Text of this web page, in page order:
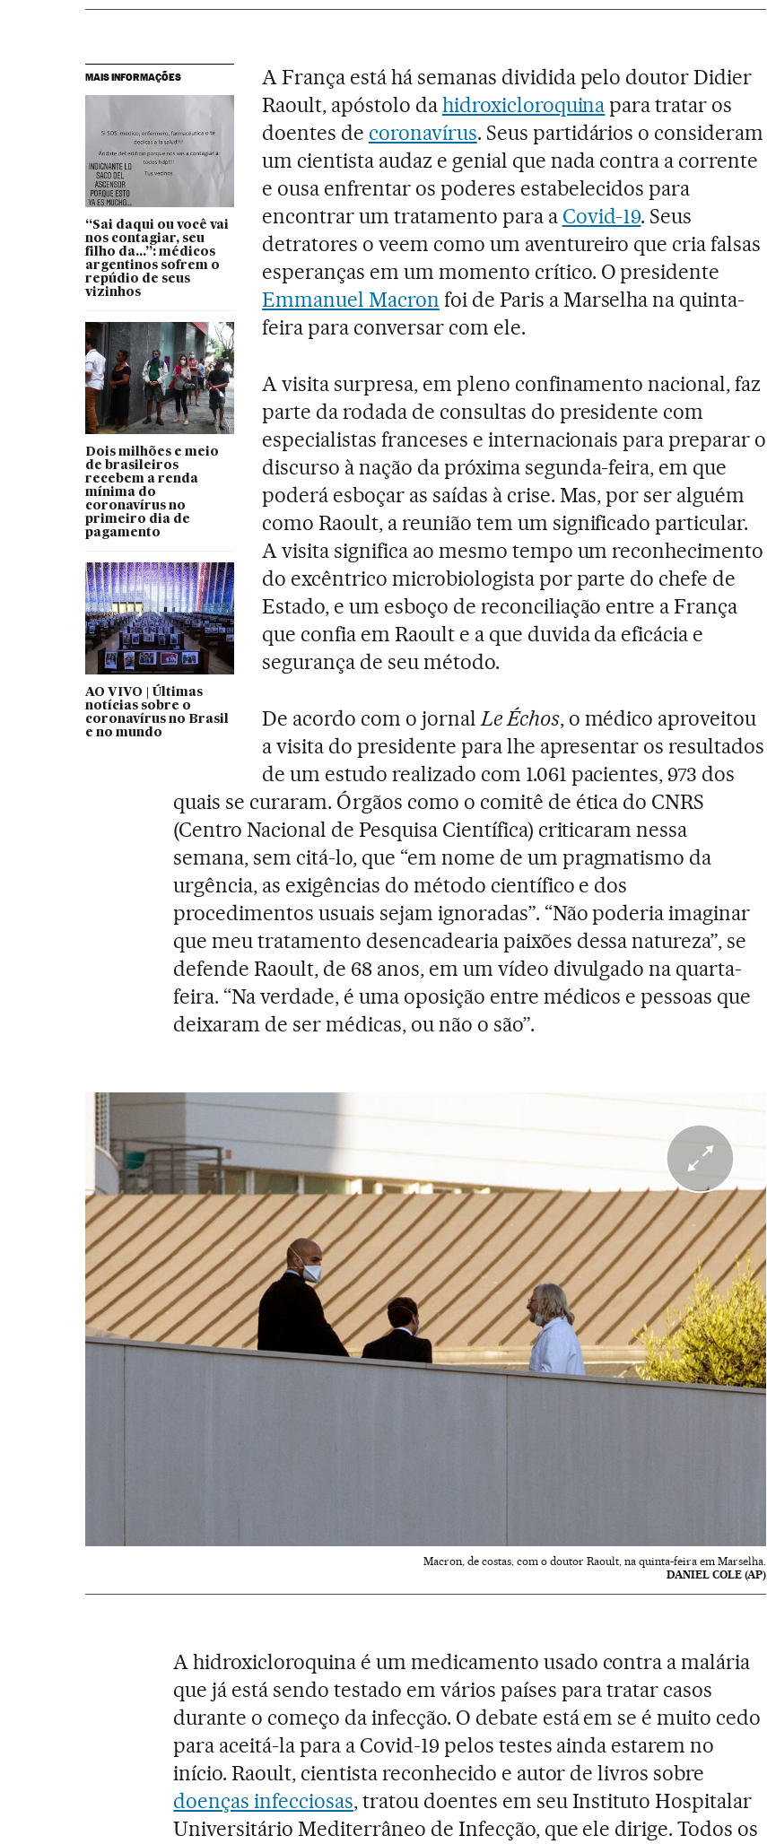
MAIS INFORMAÇÕES
“Sai daqui ou você vai
nos contagiar, seu
filho da...”: médicos
argentinos sofrem o
repúdio de seus
vizinhos
Dois milhões e meio
de brasileiros
recebem a renda
mínima do
coronavírus no
primeiro dia de
pagamento
AO VIVO | Últimas
notícias sobre o
coronavírus no Brasil
e no mundo
A França está há semanas dividida pelo doutor Didier
Raoult, apóstolo dahidroxicloroquinapara tratar os
doentes de coronavírus. Seus partidários o consideram
um cientista audaz e genial que nada contra a corrente
e ousa enfrentar os poderes estabelecidos para
encontrar um tratamento para a Covid-19. Seus
detratores o veem como um aventureiro que cria falsas
esperanças em um momento crítico. O presidente
Emmanuel Macron foi de Paris a Marselha na quinta-
feira para conversar com ele.
A visita surpresa, em pleno confinamento nacional, faz
parte da rodada de consultas do presidente com
especialistas franceses e internacionais para preparar o
discurso à nação da próxima segunda-feira, em que
poderá esboçar as saídas à crise. Mas, por ser alguém
como Raoult, a reunião tem um significado particular.
A visita significa ao mesmo tempo um reconhecimento
do excêntrico microbiologista por parte do chefe de
Estado, e um esboço de reconciliação entre a França
que confia em Raoult e a que duvida da eficácia e
segurança de seu método.
De acordo com o jornalLe Échos, o médico aproveitou
a visita do presidente para lhe apresentar os resultados
de um estudo realizado com 1.061 pacientes, 973 dos
quais se curaram. Órgãos como o comitê de ética do CNRS
(Centro Nacional de Pesquisa Científica) criticaram nessa
semana, sem citá-lo, que “em nome de um pragmatismo da
urgência, as exigências do método científico e dos
procedimentos usuais sejam ignoradas”. “Não poderia imaginar
que meu tratamento desencadearia paixões dessa natureza”, se
defende Raoult, de 68 anos, em um vídeo divulgado na quarta-
feira. “Na verdade, é uma oposição entre médicos e pessoas que
deixaram de ser médicas, ou não o são”.
Macron, de costas, com o doutor Raoult, na quinta-feira em Marselha.
DANIEL COLE (AP)
A hidroxicloroquina é um medicamento usado contra a malária
que já está sendo testado em vários países para tratar casos
durante o começo da infecção. O debate está em se é muito cedo
para aceitá-la para a Covid-19 pelos testes ainda estarem no
início. Raoult, cientista reconhecido e autor de livros sobre
doenças infecciosas, tratou doentes em seu Instituto Hospitalar
Universitário Mediterrâneo de Infecção, que ele dirige. Todos os